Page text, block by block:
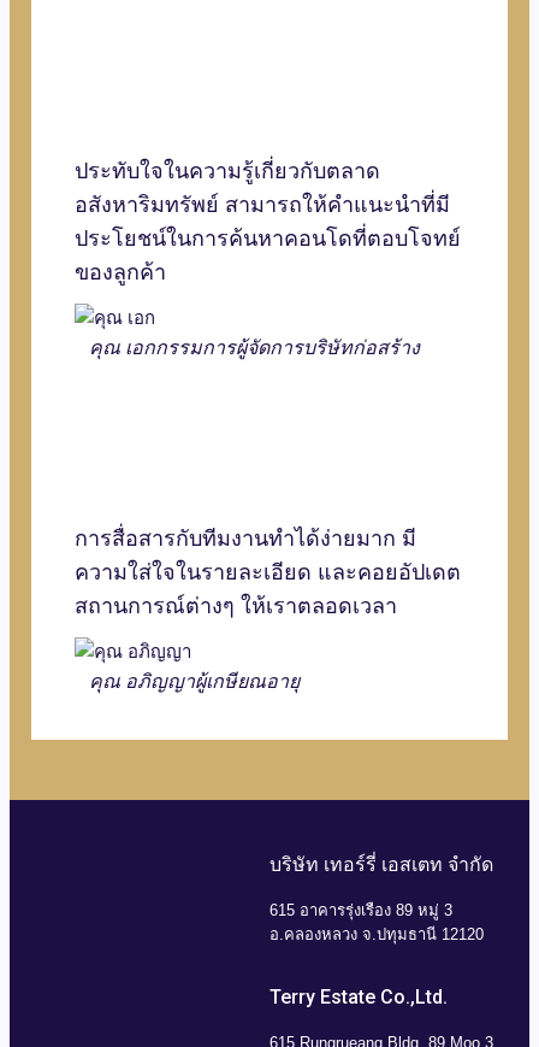
ประทับใจในความรู้เกี่ยวกับตลาด
อสังหาริมทรัพย์ สามารถให้คำแนะนำที่มี
ประโยชน์ในการค้นหาคอนโดที่ตอบโจทย์
ของลูกค้า
คุณ เอกกรรมการผู้จัดการบริษัทก่อสร้าง
การสื่อสารกับทีมงานทำได้ง่ายมาก มี
ความใส่ใจในรายละเอียด และคอยอัปเดต
สถานการณ์ต่างๆ ให้เราตลอดเวลา
คุณ อภิญญาผู้เกษียณอายุ
บริษัท เทอร์รี่ เอสเตท จำกัด
615 อาคารรุ่งเรือง 89 หมู่ 3
อ.คลองหลวง จ.ปทุมธานี 12120
Terry Estate Co.,Ltd.
615 Rungrueang Bldg. 89 Moo 3